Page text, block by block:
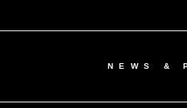
NEWS &